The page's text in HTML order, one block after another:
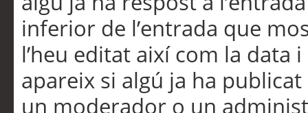
inferior de l’entrada que
l’heu editat així com la data
apareix si algú ja ha
un moderador o un